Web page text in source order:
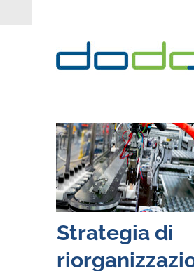
Strategia di